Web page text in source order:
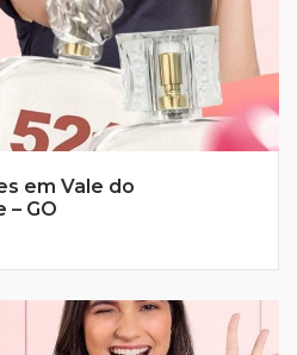
em Vale do
– GO